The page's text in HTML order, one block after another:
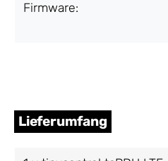
Firmware:
Lieferumfang